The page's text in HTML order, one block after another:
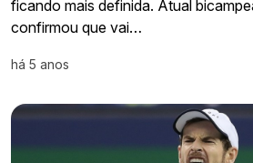
ficando mais definida. Atual
confirmou que vai…
há 5 anos